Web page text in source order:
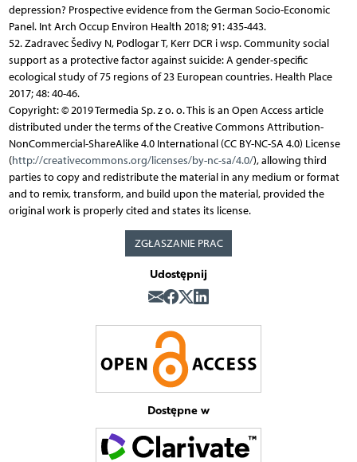
depression? Prospective evidence from the German Socio-Economic
Panel. Int Arch Occup Environ Health 2018; 91: 435-443.
52. Zadravec Šedivy N, Podlogar T, Kerr DCR i wsp. Community social
support as a protective factor against suicide: A gender-specific
ecological study of 75 regions of 23 European countries. Health Place
2017; 48: 40-46.
Copyright: © 2019 Termedia Sp. z o. o. This is an Open Access article
distributed under the terms of the Creative Commons Attribution-
NonCommercial-ShareAlike 4.0 International (CC BY-NC-SA 4.0) License
(http://creativecommons.org/licenses/by-nc-sa/4.0/), allowing third
parties to copy and redistribute the material in any medium or format
and to remix, transform, and build upon the material, provided the
original work is properly cited and states its license.
ZGŁASZANIE PRAC
Udostępnij
Dostępne w